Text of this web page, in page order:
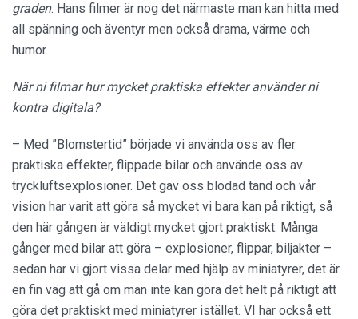
graden. Hans filmer är nog det närmaste man kan hitta med
all spänning och äventyr men också drama, värme och
humor.
När ni filmar hur mycket praktiska effekter använder ni
kontra digitala?
– Med ”Blomstertid” började vi använda oss av fler
praktiska effekter, flippade bilar och använde oss av
tryckluftsexplosioner. Det gav oss blodad tand och vår
vision har varit att göra så mycket vi bara kan på riktigt, så
den här gången är väldigt mycket gjort praktiskt. Många
gånger med bilar att göra – explosioner, flippar, biljakter –
sedan har vi gjort vissa delar med hjälp av miniatyrer, det är
en fin väg att gå om man inte kan göra det helt på riktigt att
göra det praktiskt med miniatyrer istället. VI har också ett